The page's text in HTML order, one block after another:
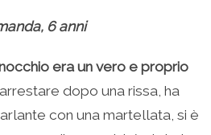
6 anni
era un vero e proprio
dopo una rissa, ha
con una martellata, si è